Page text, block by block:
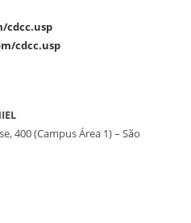
cdcc.usp
cdcc.usp
400 (Campus Área 1) – São